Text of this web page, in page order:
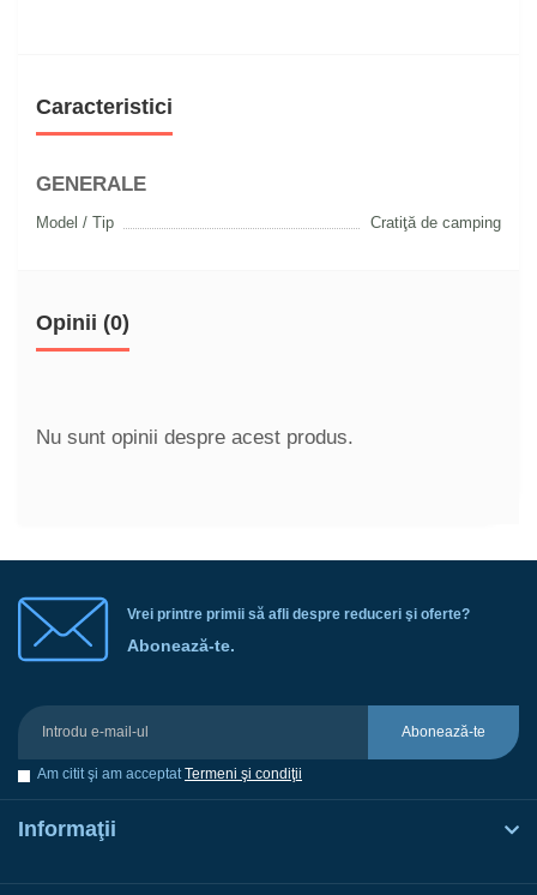
Caracteristici
GENERALE
Model / Tip Cratiţă de camping
Opinii (0)
Nu sunt opinii despre acest produs.
Vrei printre primii să afli despre reduceri şi oferte?
Abonează-te.
Abonează-te
Am citit şi am acceptatTermeni şi condiţii
Informaţii